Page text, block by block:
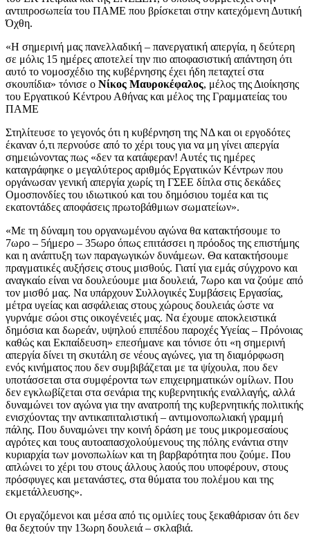
αντιπροσωπεία του ΠΑΜΕ που βρίσκεται στην κατεχόμενη Δυτική
Όχθη.
«Η σημερινή μας πανελλαδική – πανεργατική απεργία, η δεύτερη
σε μόλις 15 ημέρες αποτελεί την πιο αποφασιστική απάντηση ότι
αυτό το νομοσχέδιο της κυβέρνησης έχει ήδη πεταχτεί στα
σκουπίδια» τόνισε ο Νίκος Μαυροκέφαλος, μέλος της Διοίκησης
του Εργατικού Κέντρου Αθήνας και μέλος της Γραμματείας του
ΠΑΜΕ
Στηλίτευσε το γεγονός ότι η κυβέρνηση της ΝΔ και οι εργοδότες
έκαναν ό,τι περνούσε από το χέρι τους για να μη γίνει απεργία
σημειώνοντας πως «δεν τα κατάφεραν! Αυτές τις ημέρες
καταγράφηκε ο μεγαλύτερος αριθμός Εργατικών Κέντρων που
οργάνωσαν γενική απεργία χωρίς τη ΓΣΕΕ δίπλα στις δεκάδες
Ομοσπονδίες του ιδιωτικού και του δημόσιου τομέα και τις
εκατοντάδες αποφάσεις πρωτοβάθμιων σωματείων».
«Με τη δύναμη του οργανωμένου αγώνα θα κατακτήσουμε το
7ωρο – 5ήμερο – 35ωρο όπως επιτάσσει η πρόοδος της επιστήμης
και η ανάπτυξη των παραγωγικών δυνάμεων. Θα κατακτήσουμε
πραγματικές αυξήσεις στους μισθούς. Γιατί για εμάς σύγχρονο και
αναγκαίο είναι να δουλεύουμε μια δουλειά, 7ωρο και να ζούμε από
τον μισθό μας. Να υπάρχουν Συλλογικές Συμβάσεις Εργασίας,
μέτρα υγείας και ασφάλειας στους χώρους δουλειάς ώστε να
γυρνάμε σώοι στις οικογένειές μας. Να έχουμε αποκλειστικά
δημόσια και δωρεάν, υψηλού επιπέδου παροχές Υγείας – Πρόνοιας
καθώς και Εκπαίδευση» επεσήμανε και τόνισε ότι «η σημερινή
απεργία δίνει τη σκυτάλη σε νέους αγώνες, για τη διαμόρφωση
ενός κινήματος που δεν συμβιβάζεται με τα ψίχουλα, που δεν
υποτάσσεται στα συμφέροντα των επιχειρηματικών ομίλων. Που
δεν εγκλωβίζεται στα σενάρια της κυβερνητικής εναλλαγής, αλλά
δυναμώνει τον αγώνα για την ανατροπή της κυβερνητικής πολιτικής
ενισχύοντας την αντικαπιταλιστική – αντιμονοπωλιακή γραμμή
πάλης. Που δυναμώνει την κοινή δράση με τους μικρομεσαίους
αγρότες και τους αυτοαπασχολούμενους της πόλης ενάντια στην
κυριαρχία των μονοπωλίων και τη βαρβαρότητα που ζούμε. Που
απλώνει το χέρι του στους άλλους λαούς που υποφέρουν, στους
πρόσφυγες και μετανάστες, στα θύματα του πολέμου και της
εκμετάλλευσης».
Οι εργαζόμενοι και μέσα από τις ομιλίες τους ξεκαθάρισαν ότι δεν
θα δεχτούν την 13ωρη δουλειά – σκλαβιά.